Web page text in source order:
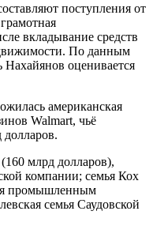
поступления от
вкладывание средств
По данным
Нахайянов оценивается
американская
Walmart, чьё
долларов.
млрд долларов),
компании; семья Кох
промышленным
семья Саудовской